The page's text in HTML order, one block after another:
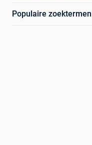
Populaire zoektermen